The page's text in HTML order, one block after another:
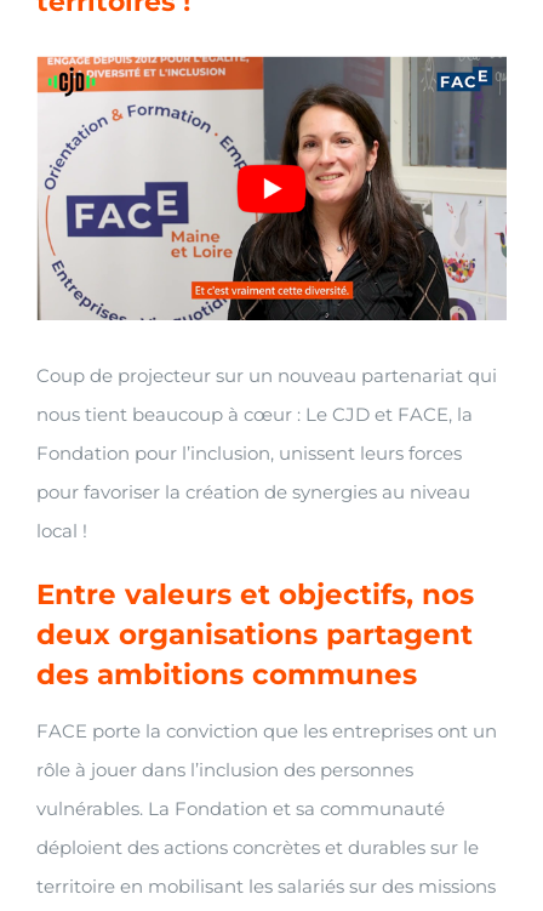
View
Image
Coup de projecteur sur un nouveau partenariat qui
nous tient beaucoup à cœur : Le CJD et FACE, la
Fondation pour l’inclusion, unissent leurs forces
pour favoriser la création de synergies au niveau
local !
Entre valeurs et objectifs, nos
deux organisations partagent
des ambitions communes
FACE porte la conviction que les entreprises ont un
rôle à jouer dans l’inclusion des personnes
vulnérables. La Fondation et sa communauté
déploient des actions concrètes et durables sur le
territoire en mobilisant les salariés sur des missions